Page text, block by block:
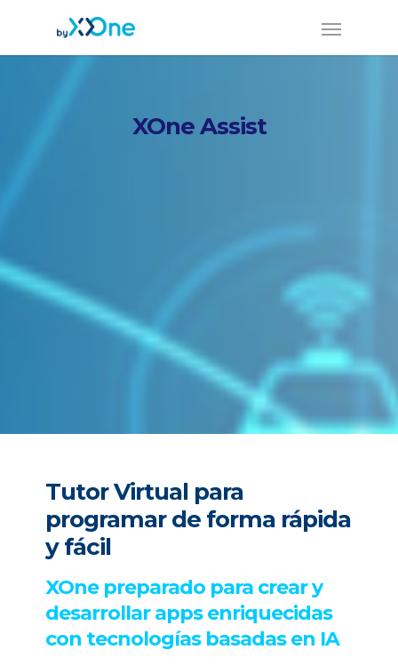
XOne Assist
Tutor Virtual para
programar de forma rápida
y fácil
XOne preparado para crear y
desarrollar apps enriquecidas
con tecnologías basadas en IA